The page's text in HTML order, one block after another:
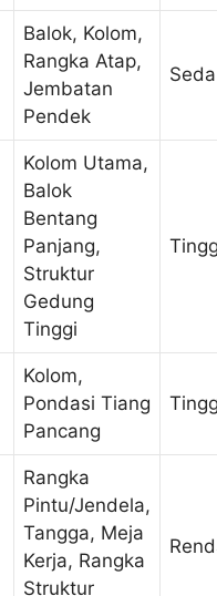
Balok, Kolom,
Rangka Atap,
Jembatan
Pendek
Kolom Utama,
Balok
Bentang
Panjang,
Struktur
Gedung
Tinggi
Kolom,
Pondasi Tiang
Pancang
Rangka
Pintu/Jendela,
Tangga, Meja
Kerja, Rangka
Struktur